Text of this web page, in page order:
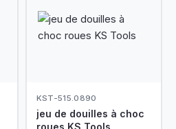
KST-515.0890
jeu de douilles à choc
roues KS Tools